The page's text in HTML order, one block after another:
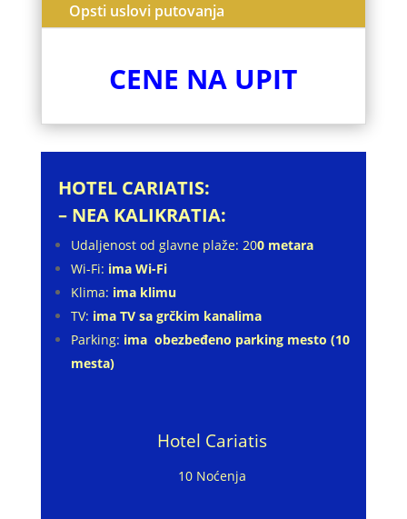
Opsti uslovi putovanja
CENE NA UPIT
HOTEL CARIATIS:
– NEA KALIKRATIA:
Udaljenost od glavne plaže: 200 metara
Wi-Fi: ima Wi-Fi
Klima: ima klimu
TV: ima TV sa grčkim kanalima
Parking: ima obezbeđeno parking mesto (10
mesta)
Hotel Cariatis
10 Noćenja